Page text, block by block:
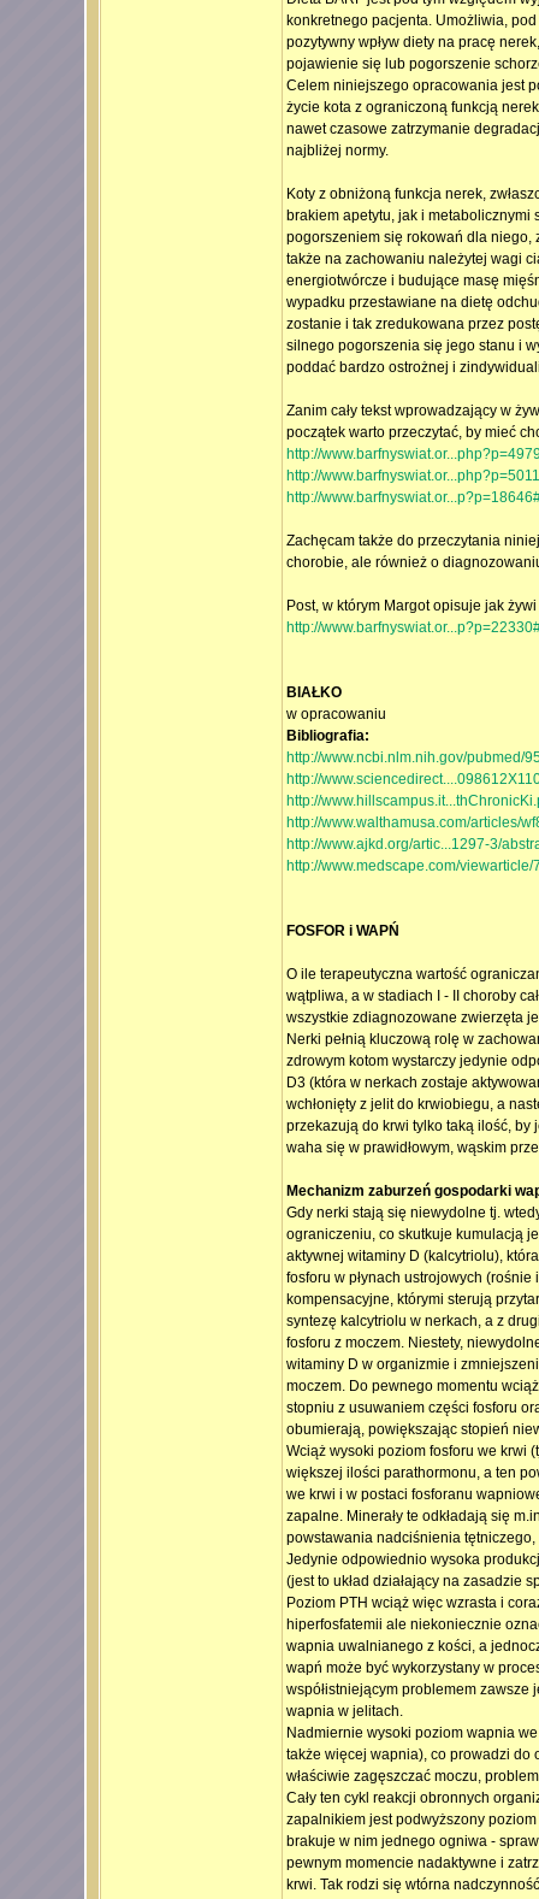
konkretnego pacjenta. Umożliwia,
pozytywny wpływ diety na pracę
pojawienie się lub pogorszenie
Celem niniejszego opracowania jest
życie kota z ograniczoną funkcją
nawet czasowe zatrzymanie
najbliżej normy.
Koty z obniżoną funkcja nerek,
brakiem apetytu, jak i metabolicznymi
pogorszeniem się rokowań dla niego,
także na zachowaniu należytej wagi
energiotwórcze i budujące masę
wypadku przestawiane na dietę
zostanie i tak zredukowana przez
silnego pogorszenia się jego stanu i
poddać bardzo ostrożnej i
Zanim cały tekst wprowadzający w
początek warto przeczytać, by mieć
http://
http://
http://
Zachęcam także do przeczytania
chorobie, ale również o
Post, w którym Margot opisuje jak
http://
BIAŁKO
w opracowaniu
Bibliografia:
http://www.ncbi.nlm.nih.gov/pubmed/
http://
http://
http://www.walthamusa.com/articles/
http://www.ajkd.org/artic...1297-3/
http://www.medscape.com/viewarticle/
FOSFOR i WAPŃ
O ile terapeutyczna wartość
wątpliwa, a w stadiach I - II choroby
wszystkie zdiagnozowane zwierzęta
Nerki pełnią kluczową rolę w
zdrowym kotom wystarczy jedynie
D3 (która w nerkach zostaje
wchłonięty z jelit do krwiobiegu, a
przekazują do krwi tylko taką ilość, by
waha się w prawidłowym, wąskim
Mechanizm zaburzeń gospodarki
Gdy nerki stają się niewydolne tj.
ograniczeniu, co skutkuje kumulacją
aktywnej witaminy D (kalcytriolu),
fosforu w płynach ustrojowych
kompensacyjne, którymi sterują
syntezę kalcytriolu w nerkach, a z
fosforu z moczem. Niestety,
witaminy D w organizmie i
moczem. Do pewnego momentu
stopniu z usuwaniem części fosforu
obumierają, powiększając stopień
Wciąż wysoki poziom fosforu we krwi
większej ilości parathormonu, a ten
we krwi i w postaci fosforanu
zapalne. Minerały te odkładają się
powstawania nadciśnienia
Jedynie odpowiednio wysoka
(jest to układ działający na zasadzie
Poziom PTH wciąż więc wzrasta i
hiperfosfatemii ale niekoniecznie
wapnia uwalnianego z kości, a
wapń może być wykorzystany w
współistniejącym problemem
wapnia w jelitach.
Nadmiernie wysoki poziom wapnia
także więcej wapnia), co prowadzi do
właściwie zagęszczać moczu,
Cały ten cykl reakcji obronnych
zapalnikiem jest podwyższony
brakuje w nim jednego ogniwa -
pewnym momencie nadaktywne i
krwi. Tak rodzi się wtórna